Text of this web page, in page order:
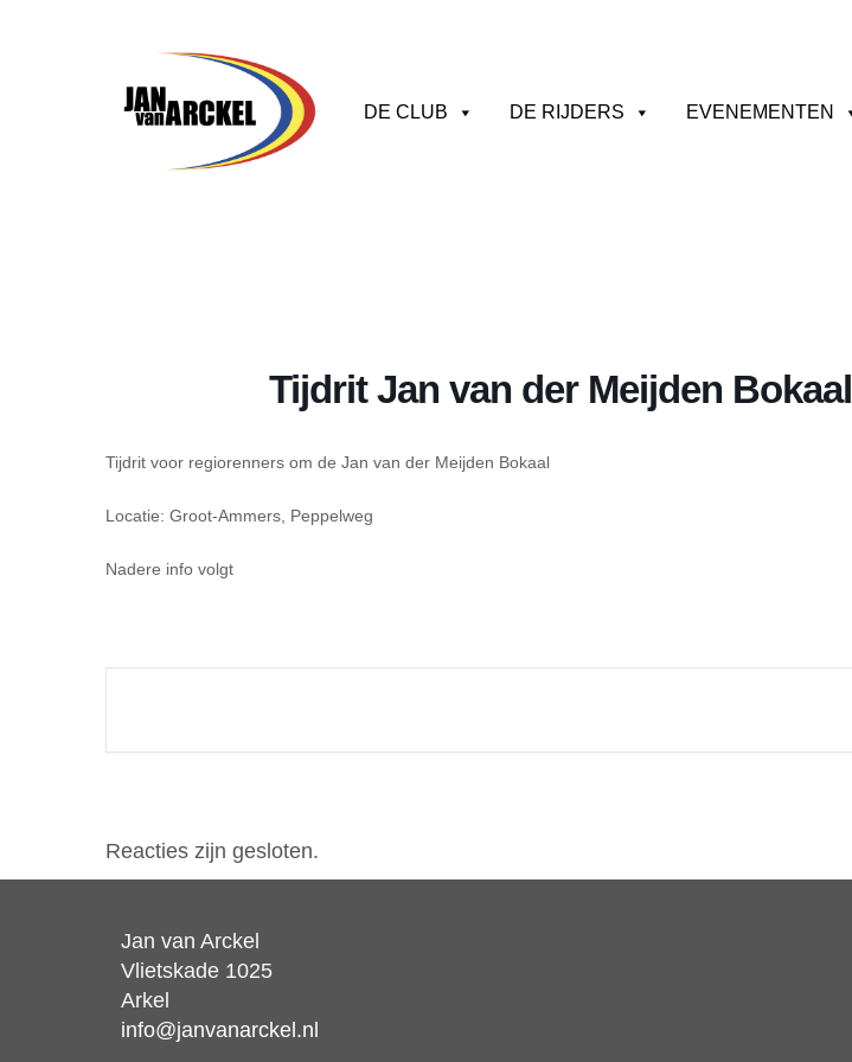
DE CLUB DE RIJDERS EVENEMENTEN
Tijdrit Jan van der Meijden Bokaal
Tijdrit voor regiorenners om de Jan van der Meijden Bokaal
Locatie: Groot-Ammers, Peppelweg
Nadere info volgt
Reacties zijn gesloten.
Jan van Arckel
Vlietskade 1025
Arkel
info@janvanarckel.nl